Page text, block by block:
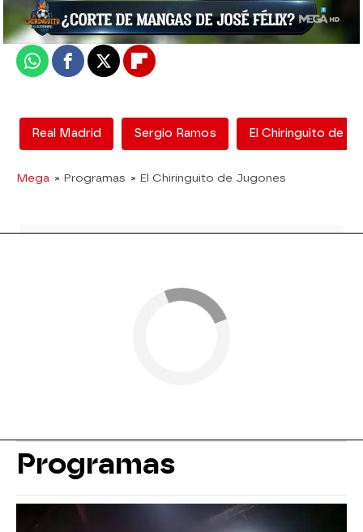
Actualizado:
21 de diciembre de 2020, 06:00
Publicado:21 de diciembre de 2020, 02:13
WhatsappFacebook
X Flipboard
Real Madrid Sergio Ramos El Chiringuito de
Mega » Programas » El Chiringuito de Jugones
Programas